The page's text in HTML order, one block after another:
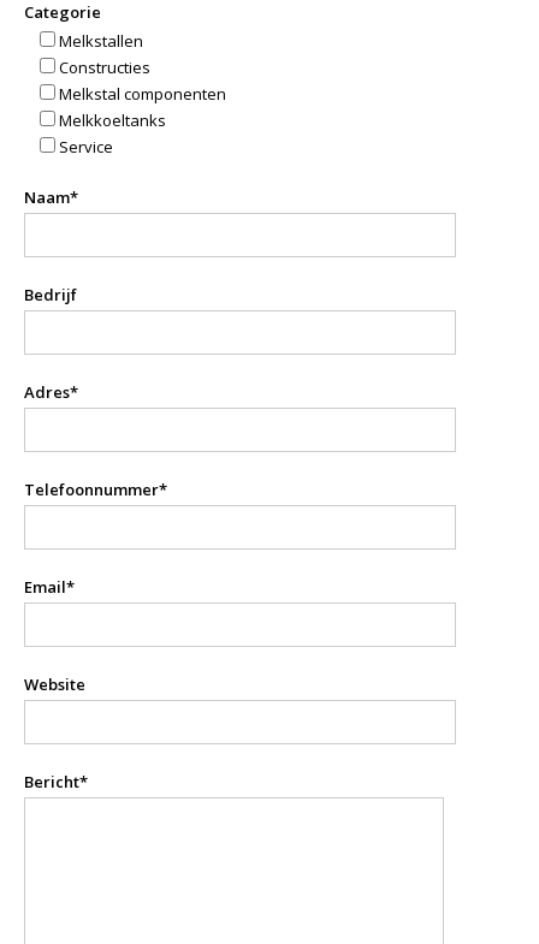
Categorie
Melkstallen
Constructies
Melkstal componenten
Melkkoeltanks
Service
Naam*
Bedrijf
Adres*
Telefoonnummer*
Email*
Website
Bericht*